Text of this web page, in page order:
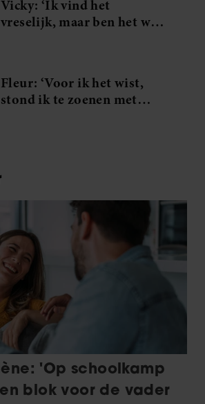
Vicky: ‘Ik vind het
vreselijk, maar ben het wel:
Fleur: ‘Voor ik het wist,
stond ik te zoenen met